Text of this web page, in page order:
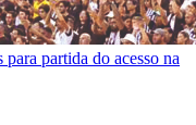
partida do acesso na